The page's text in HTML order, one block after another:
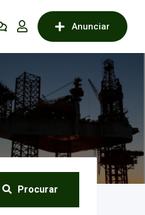
Anunciar
Procurar